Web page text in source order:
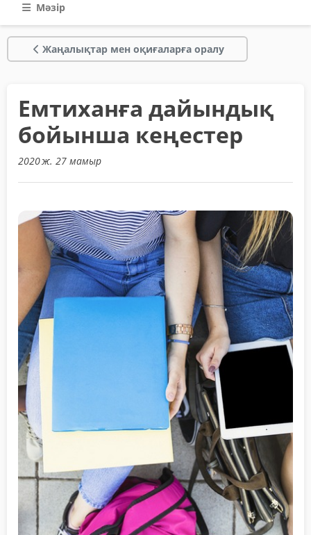
Мәзір
Жаңалықтар мен оқиғаларға оралу
Емтиханға дайындық
бойынша кеңестер
2020 ж. 27 мамыр